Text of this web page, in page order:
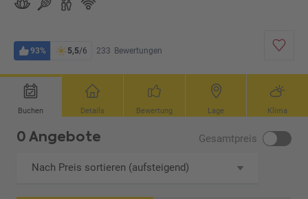
93% 5,5/6 233 Bewertungen
Buchen Details Bewertung Lage Klima
0 Angebote Gesamtpreis
Nach Preis sortieren (aufsteigend)